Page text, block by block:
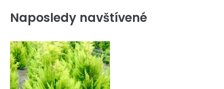
Naposledy navštívené